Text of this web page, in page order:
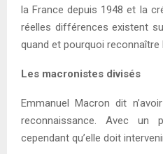
la France depuis 1948 et la
réelles différences existent
quand et pourquoi reconnaître
Les macronistes divisés
Emmanuel Macron dit
reconnaissance. Avec un
cependant qu’elle doit